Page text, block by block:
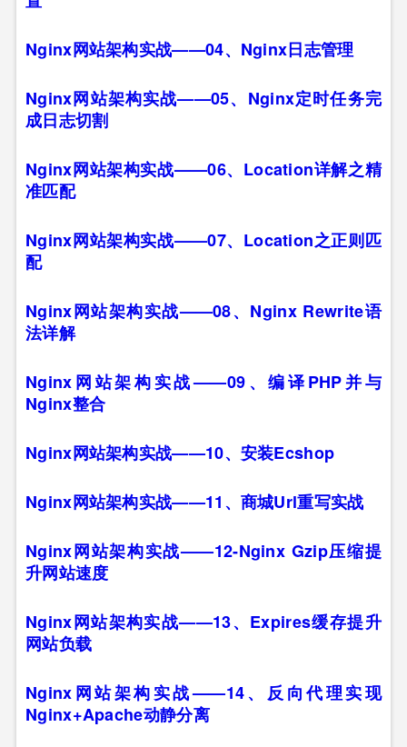
Nginx网站架构实战——04、Nginx日志管理
Nginx网站架构实战——05、Nginx定时任务完
成日志切割
Nginx网站架构实战——06、Location详解之精
准匹配
Nginx网站架构实战——07、Location之正则匹
配
Nginx网站架构实战——08、Nginx Rewrite语
法详解
Nginx网站架构实战——09、编译PHP并与
Nginx整合
Nginx网站架构实战——10、安装Ecshop
Nginx网站架构实战——11、商城Url重写实战
Nginx网站架构实战——12-Nginx Gzip压缩提
升网站速度
Nginx网站架构实战——13、Expires缓存提升
网站负载
Nginx网站架构实战——14、反向代理实现
Nginx+Apache动静分离